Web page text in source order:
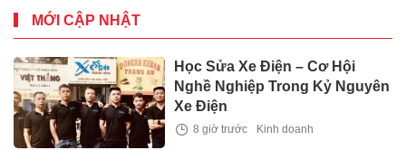
Tân - Lâm Đồng
MỚI CẬP NHẬT
Học Sửa Xe Điện – Cơ Hội
Nghề Nghiệp Trong Kỷ Nguyên
Xe Điện
8 giờ trước Kinh doanh